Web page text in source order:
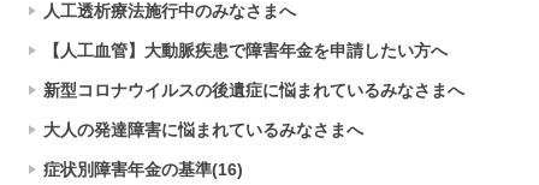
人工透析療法施行中のみなさまへ
【人工血管】大動脈疾患で障害年金を申請したい方へ
新型コロナウイルスの後遺症に悩まれているみなさまへ
大人の発達障害に悩まれているみなさまへ
症状別障害年金の基準(16)